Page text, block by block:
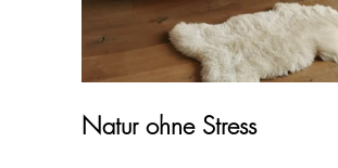
Natur ohne Stress